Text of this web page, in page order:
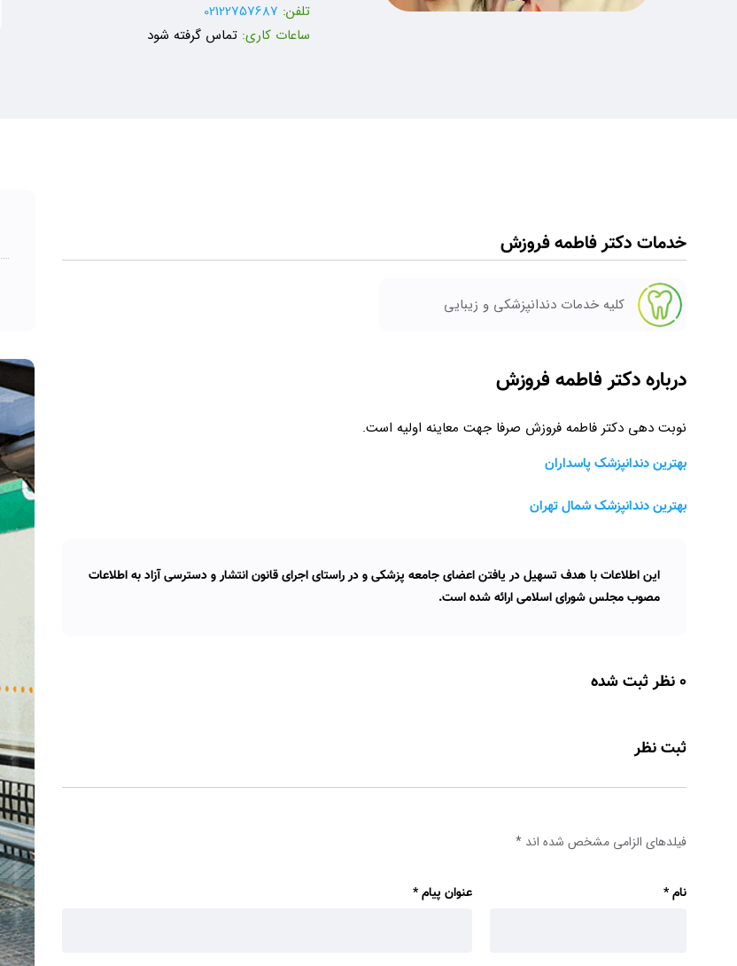
تلفن: 02122757687
ساعات کاری: تماس گرفته شود
خدمات دکتر فاطمه فروزش
کلیه خدمات دندانپزشکی و زیبایی
درباره دکتر فاطمه فروزش
نوبت دهی دکتر فاطمه فروزش صرفا جهت معاینه اولیه است.
بهترین دندانپزشک پاسداران
بهترین دندانپزشک شمال تهران
این اطلاعات با هدف تسهیل در یافتن اعضای جامعه پزشکی و در راستای اجرای قانون انتشار و دسترسی آزاد به اطلاعات
مصوب مجلس شورای اسلامی ارائه شده است.
0 نظر ثبت شده
ثبت نظر
فیلدهای الزامی مشخص شده اند *
نام* عنوان پیام*